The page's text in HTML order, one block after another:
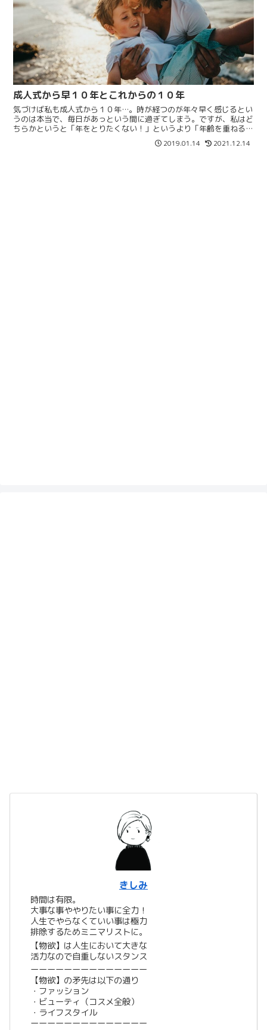
成人式から早１０年とこれからの１０年
気づけば私も成人式から１０年…。時が経つのが年々早く感じるとい
うのは本当で、毎日があっという間に過ぎてしまう。ですが、私はど
ちらかというと「年をとりたくない！」というより「年齢を重ねるっ
て楽しい！」という気持ちが大きいです。ということで、今...
2019.01.14 2021.12.14
きしみ
時間は有限。
大事な事ややりたい事に全力！
人生でやらなくていい事は極力
排除するためミニマリストに。
【物欲】は人生において大きな
活力なので自重しないスタンス
ーーーーーーーーーーーーーー
【物欲】の矛先は以下の通り
・ファッション
・ビューティ（コスメ全般）
・ライフスタイル
ーーーーーーーーーーーーーー